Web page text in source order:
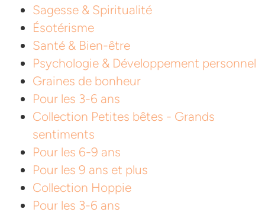
Sagesse & Spiritualité
Ésotérisme
Santé & Bien-être
Psychologie & Développement personnel
Graines de bonheur
Pour les 3-6 ans
Collection Petites bêtes - Grands
sentiments
Pour les 6-9 ans
Pour les 9 ans et plus
Collection Hoppie
Pour les 3-6 ans